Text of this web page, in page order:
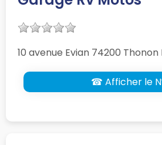
10 avenue Evian 74200 Thonon
☎ Afficher le